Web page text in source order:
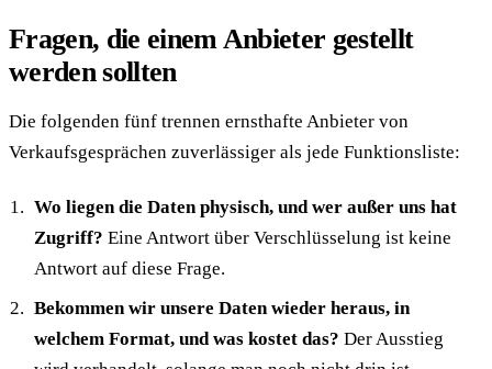
Fragen, die einem Anbieter gestellt
werden sollten
Die folgenden fünf trennen ernsthafte Anbieter von
Verkaufsgesprächen zuverlässiger als jede Funktionsliste:
Wo liegen die Daten physisch, und wer außer uns hat
Zugriff? Eine Antwort über Verschlüsselung ist keine
Antwort auf diese Frage.
Bekommen wir unsere Daten wieder heraus, in
welchem Format, und was kostet das? Der Ausstieg